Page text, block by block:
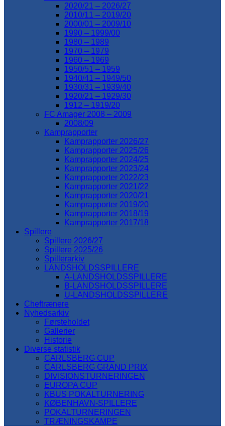
2020/21 – 2026/27
2010/11 – 2019/20
2000/01 – 2009/10
1990 – 1999/00
1980 – 1989
1970 – 1979
1960 – 1969
1950/51 – 1959
1940/41 – 1949/50
1930/31 – 1939/40
1920/21 – 1929/30
1912 – 1919/20
FC Amager 2008 – 2009
2008/09
Kamprapporter
Kamprapporter 2026/27
Kamprapporter 2025/26
Kamprapporter 2024/25
Kamprapporter 2023/24
Kamprapporter 2022/23
Kamprapporter 2021/22
Kamprapporter 2020/21
Kamprapporter 2019/20
Kamprapporter 2018/19
Kamprapporter 2017/18
Spillere
Spillere 2026/27
Spillere 2025/26
Spillerarkiv
LANDSHOLDSSPILLERE
A-LANDSHOLDSSPILLERE
B-LANDSHOLDSSPILLERE
U-LANDSHOLDSSPILLERE
Cheftrænere
Nyhedsarkiv
Førsteholdet
Gallerier
Historie
Diverse statistik
CARLSBERG CUP
CARLSBERG GRAND PRIX
DIVISIONSTURNERINGEN
EUROPA CUP
KBUS POKALTURNERING
KØBENHAVN-SPILLERE
POKALTURNERINGEN
TRÆNINGSKAMPE